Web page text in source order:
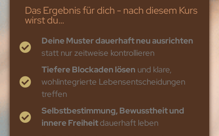
Das Ergebnis für dich - nach diesem Kurs
wirst du…
Deine Muster dauerhaft neu ausrichten
statt nur zeitweise kontrollieren
Tiefere Blockaden lösen und klare,
wohlintegrierte Lebensentscheidungen
treffen
Selbstbestimmung, Bewusstheit und
innere Freiheitdauerhaft leben